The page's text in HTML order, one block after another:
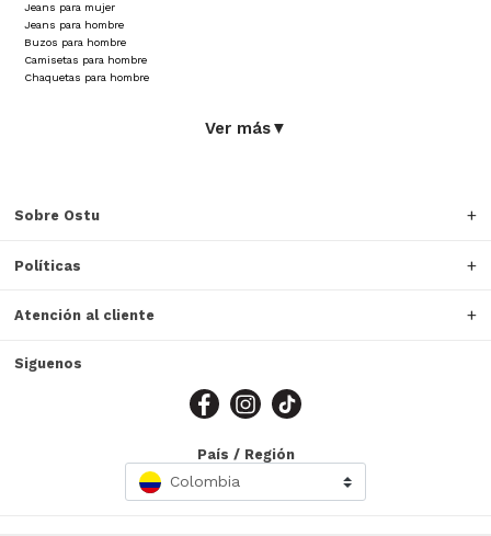
Jeans para mujer
Jeans para hombre
Buzos para hombre
Camisetas para hombre
Chaquetas para hombre
Ver más▼
Sobre Ostu
Políticas
Atención al cliente
Siguenos
País / Región
Colombia